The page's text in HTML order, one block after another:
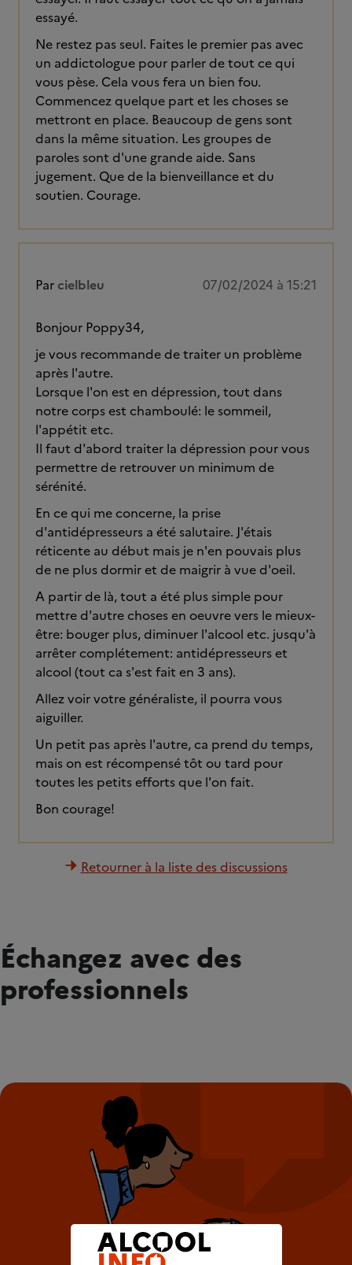
essayé.
Ne restez pas seul. Faites le premier pas avec
un addictologue pour parler de tout ce qui
vous pèse. Cela vous fera un bien fou.
Commencez quelque part et les choses se
mettront en place. Beaucoup de gens sont
dans la même situation. Les groupes de
paroles sont d'une grande aide. Sans
jugement. Que de la bienveillance et du
soutien. Courage.
Par cielbleu 07/02/2024 à 15:21
Bonjour Poppy34,
je vous recommande de traiter un problème
après l'autre.
Lorsque l'on est en dépression, tout dans
notre corps est chamboulé: le sommeil,
l'appétit etc.
Il faut d'abord traiter la dépression pour vous
permettre de retrouver un minimum de
sérénité.
En ce qui me concerne, la prise
d'antidépresseurs a été salutaire. J'étais
réticente au début mais je n'en pouvais plus
de ne plus dormir et de maigrir à vue d'oeil.
A partir de là, tout a été plus simple pour
mettre d'autre choses en oeuvre vers le mieux-
être: bouger plus, diminuer l'alcool etc. jusqu'à
arrêter complétement: antidépresseurs et
alcool (tout ca s'est fait en 3 ans).
Allez voir votre généraliste, il pourra vous
aiguiller.
Un petit pas après l'autre, ca prend du temps,
mais on est récompensé tôt ou tard pour
toutes les petits efforts que l'on fait.
Bon courage!
Retourner à la liste des discussions
Échangez avec des
professionnels